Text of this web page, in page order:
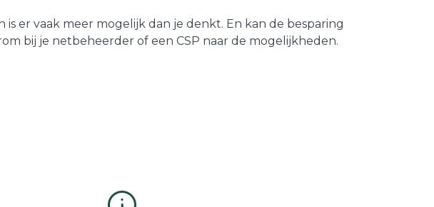
er vaak meer mogelijk dan je denkt. En kan de besparing
bij je netbeheerder of een CSP naar de mogelijkheden.